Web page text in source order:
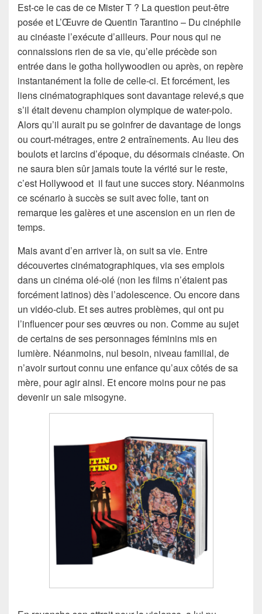
Est-ce le cas de ce Mister T ? La question peut-être
posée et L’Œuvre de Quentin Tarantino – Du cinéphile
au cinéaste l’exécute d’ailleurs. Pour nous qui ne
connaissions rien de sa vie, qu’elle précède son
entrée dans le gotha hollywoodien ou après, on repère
instantanément la folie de celle-ci. Et forcément, les
liens cinématographiques sont davantage relevé,s que
s’il était devenu champion olympique de water-polo.
Alors qu’il aurait pu se goinfrer de davantage de longs
ou court-métrages, entre 2 entraînements. Au lieu des
boulots et larcins d’époque, du désormais cinéaste. On
ne saura bien sûr jamais toute la vérité sur le reste,
c’est Hollywood et il faut une succes story. Néanmoins
ce scénario à succès se suit avec folie, tant on
remarque les galères et une ascension en un rien de
temps.
Mais avant d’en arriver là, on suit sa vie. Entre
découvertes cinématographiques, via ses emplois
dans un cinéma olé-olé (non les films n’étaient pas
forcément latinos) dès l’adolescence. Ou encore dans
un vidéo-club. Et ses autres problèmes, qui ont pu
l’influencer pour ses œuvres ou non. Comme au sujet
de certains de ses personnages féminins mis en
lumière. Néanmoins, nul besoin, niveau familial, de
n’avoir surtout connu une enfance qu’aux côtés de sa
mère, pour agir ainsi. Et encore moins pour ne pas
devenir un sale misogyne.